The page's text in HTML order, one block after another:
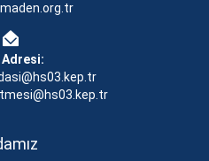
Adresi: